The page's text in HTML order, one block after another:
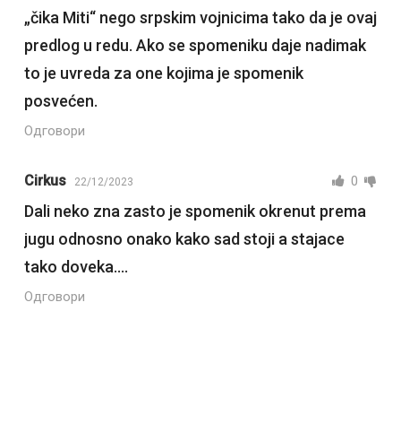
„čika Miti“ nego srpskim vojnicima tako da je ovaj
predlog u redu. Ako se spomeniku daje nadimak
to je uvreda za one kojima je spomenik
posvećen.
Одговори
Cirkus 22/12/2023 0
Dali neko zna zasto je spomenik okrenut prema
jugu odnosno onako kako sad stoji a stajace
tako doveka….
Одговори